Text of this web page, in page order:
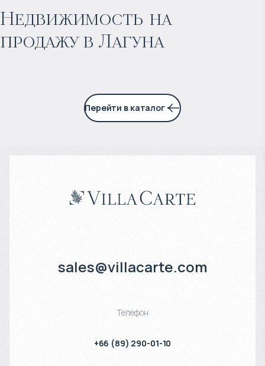
Недвижимость на
продажу в Лагуна
Прогнозируемый доход:
7% годовых
Перейти в каталог
sales@villacarte.com
Телефон
+66 (89) 290-01-10